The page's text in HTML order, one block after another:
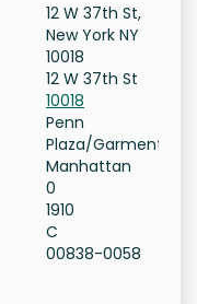
12 W 37th St,
New York NY
10018
12 W 37th St
10018
Penn
Plaza/Garment
Manhattan
0
1910
C
00838-0058